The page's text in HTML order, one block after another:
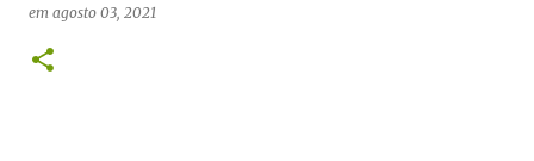
0
em agosto 03, 2021